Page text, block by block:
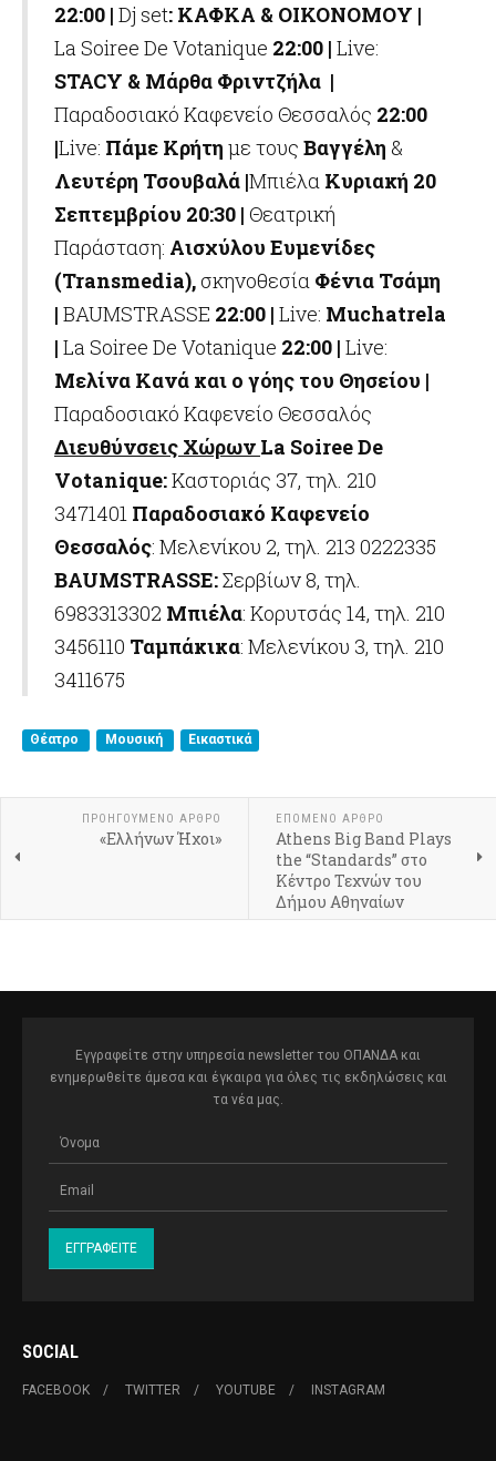
22:00 | Dj set: ΚΑΦΚΑ & ΟΙΚΟΝΟΜΟΥ |
La Soiree De Votanique 22:00 | Live:
STACY & Μάρθα Φριντζήλα |
Παραδοσιακό Καφενείο Θεσσαλός 22:00
|Live: Πάμε Κρήτη με τους Βαγγέλη &
Λευτέρη Τσουβαλά |Μπιέλα Κυριακή 20
Σεπτεμβρίου 20:30 | Θεατρική
Παράσταση: Αισχύλου Ευμενίδες
(Transmedia),σκηνοθεσία Φένια Τσάμη
| BAUMSTRASSE 22:00 | Live: Muchatrela
| La Soiree De Votanique 22:00 | Live:
Μελίνα Κανά και ο γόης του Θησείου |
Παραδοσιακό Καφενείο Θεσσαλός
Διευθύνσεις Χώρων La SoireeDe
Votanique:Καστοριάς 37, τηλ. 210
3471401 Παραδοσιακό Καφενείο
Θεσσαλός: Μελενίκου 2, τηλ. 213 0222335
BAUMSTRASSE:Σερβίων 8, τηλ.
6983313302 Μπιέλα: Κορυτσάς 14, τηλ. 210
3456110 Ταμπάκικα: Μελενίκου 3, τηλ. 210
3411675
Θέατρο Μουσική Εικαστικά
ΠΡΟΗΓΟΎΜΕΝΟ ΆΡΘΡΟ
«Ελλήνων Ήχοι»
ΕΠΌΜΕΝΟ ΆΡΘΡΟ
Athens Big Band Plays
the “Standards” στο
Κέντρο Τεχνών του
Δήμου Αθηναίων
Εγγραφείτε στην υπηρεσία newsletter του ΟΠΑΝΔΑ και
ενημερωθείτε άμεσα και έγκαιρα για όλες τις εκδηλώσεις και
τα νέα μας.
SOCIAL
FACEBOOK TWITTER YOUTUBE INSTAGRAM